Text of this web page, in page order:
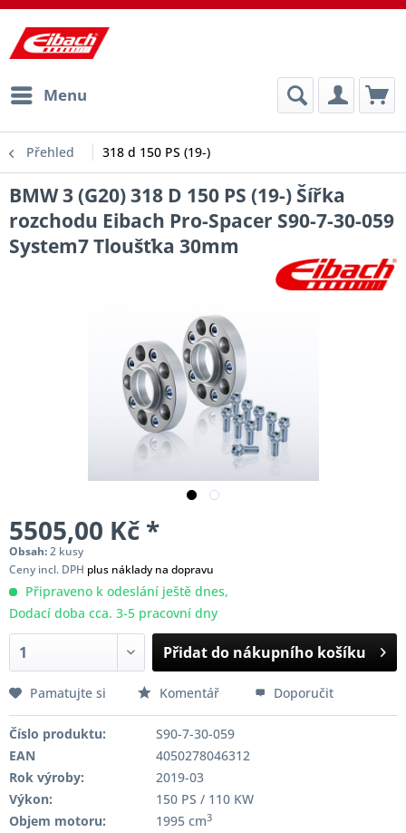
Menu
Přehled 318 d 150 PS (19-)
BMW 3 (G20) 318 D 150 PS (19-) Šířka
rozchodu Eibach Pro-Spacer S90-7-30-059
System7 Tloušťka 30mm
5505,00 Kč *
Obsah:2 kusy
Ceny incl. DPH plus náklady na dopravu
Připraveno k odeslání ještě dnes,
Dodací doba cca. 3-5 pracovní dny
Přidat do nákupního košíku
Pamatujte si Komentář Doporučit
Číslo produktu:
S90-7-30-059
EAN
4050278046312
Rok výroby:
2019-03
Výkon:
150 PS / 110 KW
Objem motoru:
1995 cm3